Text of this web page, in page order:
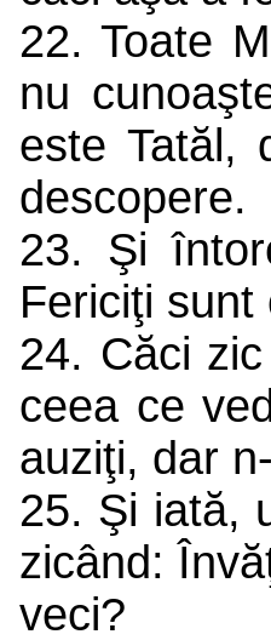
22. Toate
nu
este Tatăl,
descopere.
23. Şi
Fericiţi
24. Căci
ceea ce
auziţi, dar
25. Şi iată,
zicând:
veci?